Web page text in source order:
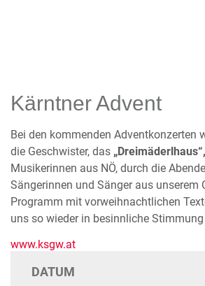
Kärntner Advent
Bei den kommenden Adventkonzerten
die Geschwister, das „Dreimäderlhaus“,
Musikerinnen aus NÖ, durch die
Sängerinnen und Sänger aus unserem
Programm mit vorweihnachtlichen
uns so wieder in besinnliche Stimmung
www.ksgw.at
DATUM